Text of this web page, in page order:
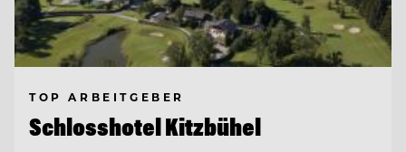
TOP ARBEITGEBER
Schlosshotel Kitzbühel